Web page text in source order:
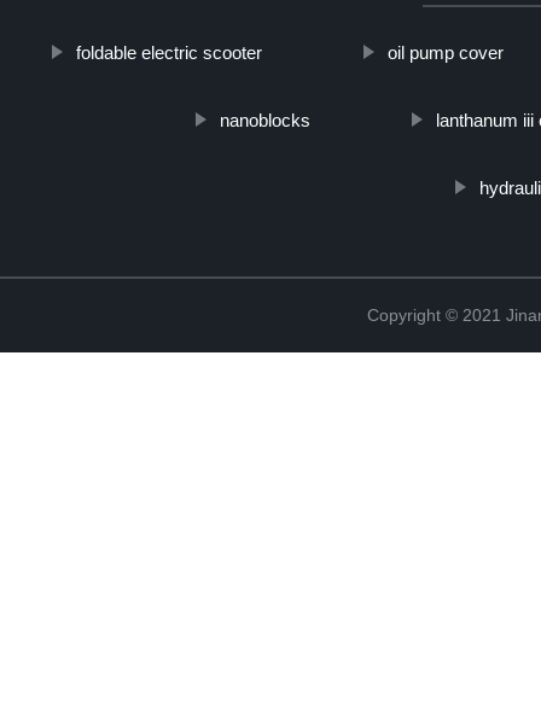
foldable electric scooter oil pump cover
nanoblocks lanthanum iii
Copyright © 2021